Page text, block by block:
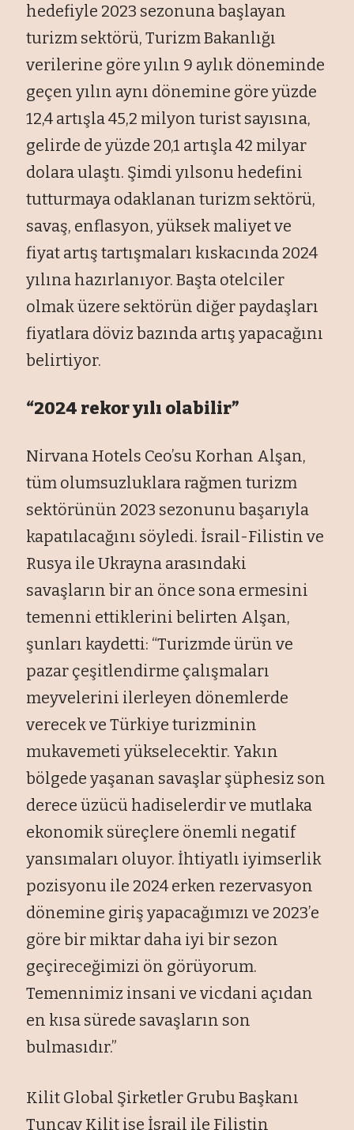
hedefiyle 2023 sezonuna başlayan
turizm sektörü, Turizm Bakanlığı
verilerine göre yılın 9 aylık döneminde
geçen yılın aynı dönemine göre yüzde
12,4 artışla 45,2 milyon turist sayısına,
gelirde de yüzde 20,1 artışla 42 milyar
dolara ulaştı. Şimdi yılsonu hedefini
tutturmaya odaklanan turizm sektörü,
savaş, enflasyon, yüksek maliyet ve
fiyat artış tartışmaları kıskacında 2024
yılına hazırlanıyor. Başta otelciler
olmak üzere sektörün diğer paydaşları
fiyatlara döviz bazında artış yapacağını
belirtiyor.
“2024 rekor yılı olabilir”
Nirvana Hotels Ceo’su Korhan Alşan,
tüm olumsuzluklara rağmen turizm
sektörünün 2023 sezonunu başarıyla
kapatılacağını söyledi. İsrail-Filistin ve
Rusya ile Ukrayna arasındaki
savaşların bir an önce sona ermesini
temenni ettiklerini belirten Alşan,
şunları kaydetti: “Turizmde ürün ve
pazar çeşitlendirme çalışmaları
meyvelerini ilerleyen dönemlerde
verecek ve Türkiye turizminin
mukavemeti yükselecektir. Yakın
bölgede yaşanan savaşlar şüphesiz son
derece üzücü hadiselerdir ve mutlaka
ekonomik süreçlere önemli negatif
yansımaları oluyor. İhtiyatlı iyimserlik
pozisyonu ile 2024 erken rezervasyon
dönemine giriş yapacağımızı ve 2023’e
göre bir miktar daha iyi bir sezon
geçireceğimizi ön görüyorum.
Temennimiz insani ve vicdani açıdan
en kısa sürede savaşların son
bulmasıdır.”
Kilit Global Şirketler Grubu Başkanı
Tuncay Kilit ise İsrail ile Filistin